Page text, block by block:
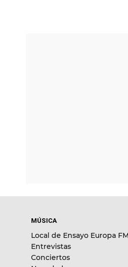
MÚSICA
Local de Ensayo Europa FM
Entrevistas
Conciertos